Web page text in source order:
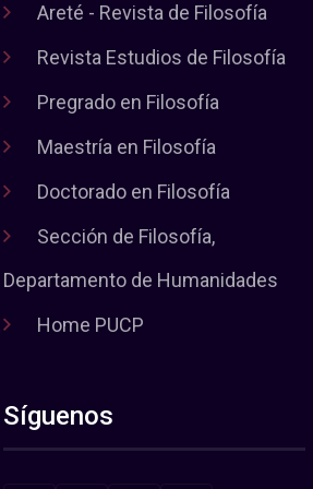
Areté - Revista de Filosofía
Revista Estudios de Filosofía
Pregrado en Filosofía
Maestría en Filosofía
Doctorado en Filosofía
Sección de Filosofía,
Departamento de Humanidades
Home PUCP
Síguenos